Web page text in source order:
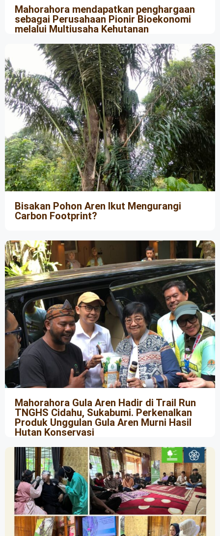
Mahorahora mendapatkan penghargaan
sebagai Perusahaan Pionir Bioekonomi
melalui Multiusaha Kehutanan
Bisakan Pohon Aren Ikut Mengurangi
Carbon Footprint?
Mahorahora Gula Aren Hadir di Trail Run
TNGHS Cidahu, Sukabumi. Perkenalkan
Produk Unggulan Gula Aren Murni Hasil
Hutan Konservasi